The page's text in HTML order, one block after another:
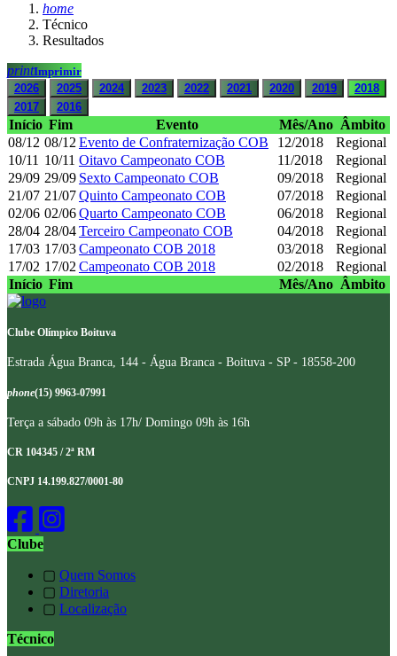
home
Técnico
Resultados
printImprimir
2026
2025 2024 2023 2022 2021 2020 2019
2018
2017
2016
Início Fim Evento Mês/Ano Âmbito
08/12 08/12 Evento de Confraternização COB 12/2018
Regional
10/11 10/11 Oitavo Campeonato COB 11/2018
Regional
29/09 29/09 Sexto Campeonato COB 09/2018
Regional
21/07 21/07Quinto Campeonato COB 07/2018
Regional
02/06 02/06Quarto Campeonato COB 06/2018
Regional
28/04 28/04Terceiro Campeonato COB 04/2018
Regional
17/03 17/03Campeonato COB 2018 03/2018
Regional
17/02 17/02 Campeonato COB 2018 02/2018
Regional
Início Fim Mês/Ano Âmbito
Clube Olímpico Boituva
Estrada Água Branca, 144 - Água Branca - Boituva - SP - 18558-200
phone(15) 9963-07991
Terça a sábado 09h às 17h/ Domingo 09h às 16h
CR 104345 / 2ª RM
CNPJ 14.199.827/0001-80
Clube
▢ Quem Somos
▢ Diretoria
▢ Localização
Técnico